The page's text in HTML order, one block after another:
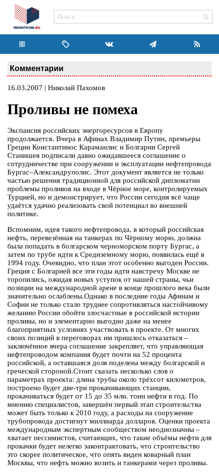
Комментарии
16.03.2007 | Николай Пахомов
Проливы не помеха
Экспансия российских энергоресурсов в Европу
продолжается. Вчера в Афинах Владимир Путин, премьеры
Греции Константинос Караманлис и Болгарии Сергей
Станишев подписали давно ожидавшееся соглашение о
сотрудничестве при сооружении и эксплуатации нефтепровода
Бургас–Александруполис. Этот документ является не только
частью решения традиционной для российской дипломатии
проблемы проливов на входе в Чёрное море, контролируемых
Турцией, но и демонстрирует, что России сегодня всё чаще
удаётся удачно реализовать свой потенциал во внешней
политике.
Вспомним, идея такого нефтепровода, в который российская
нефть, перевезённая на танкерах по Чёрному морю, должна
была попадать в болгарском черноморском порту Бургас, а
затем по трубе идти к Средиземному морю, появилась ещё в
1994 году. Очевидно, что план этот особенно выгоден России.
Греция с Болгарией все эти годы идти навстречу Москве не
торопились, ожидая новых уступок от нашей страны, чьи
позиции на международной арене в конце прошлого века были
значительно ослаблены.Однако в последние годы Афинам и
Софии не только стало труднее сопротивляться настойчивому
желанию России обойти злосчастные в российской истории
проливы, но и элементарно выгодно даже на менее
благоприятных условиях участвовать в проекте. От многих
своих позиций в переговорах им пришлось отказаться –
заключённое вчера соглашение закрепляет, что управляющая
нефтепроводом компания будет почти на 52 процента
российской, а оставшаяся доля поделена между болгарской и
греческой стороной.Стоит сказать несколько слов о
параметрах проекта: длина трубы около трёхсот километров,
построено будет две-три прокачивающих станции,
прокачиваться будет от 15 до 35 млн. тонн нефти в год. По
мнению специалистов, завершён первый этап строительства
может быть только к 2010 году, а расходы на сооружение
трубопровода достигнут миллиарда долларов. Оценки проекта
международным экспертным сообществом неоднозначны –
хватает пессимистов, считающих, что такие объёмы нефти для
прокачки будет нелегко законтрактовать, что строительство
это скорее политическое, что опять виден коварный план
Москвы, что нефть можно возить и танкерами через проливы.